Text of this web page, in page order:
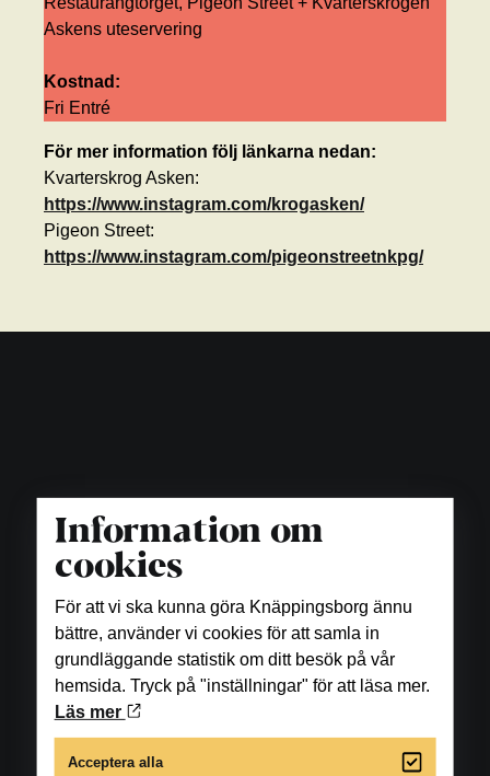
Askens uteservering
Kostnad:
Fri Entré
För mer information följ länkarna nedan:
Kvarterskrog Asken:
https://www.instagram.com/krogasken/
Pigeon Street:
https://www.instagram.com/pigeonstreetnkpg/
Information om
cookies
För att vi ska kunna göra Knäppingsborg ännu
bättre, använder vi cookies för att samla in
grundläggande statistik om ditt besök på vår
hemsida. Tryck på "inställningar" för att läsa mer.
Läs mer
Acceptera alla